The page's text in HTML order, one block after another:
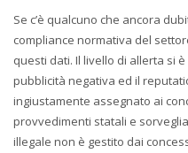
Se c’è qualcuno che ancora
compliance normativa del
questi dati. Il livello di allerta si
pubblicità negativa ed il
ingiustamente assegnato ai
provvedimenti statali e
illegale non è gestito dai